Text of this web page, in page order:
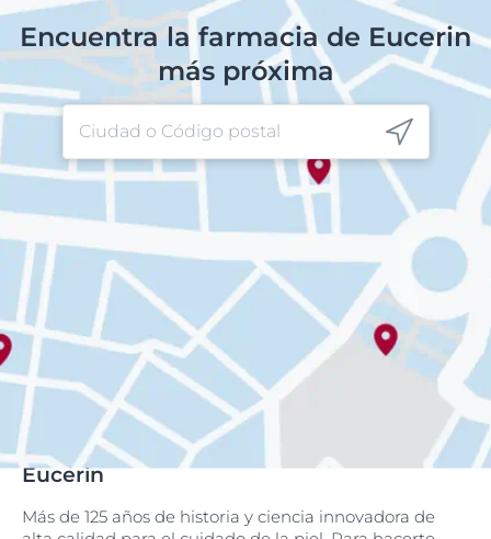
Encuentra la farmacia de Eucerin
más próxima
Eucerin
Más de 125 años de historia y ciencia innovadora de